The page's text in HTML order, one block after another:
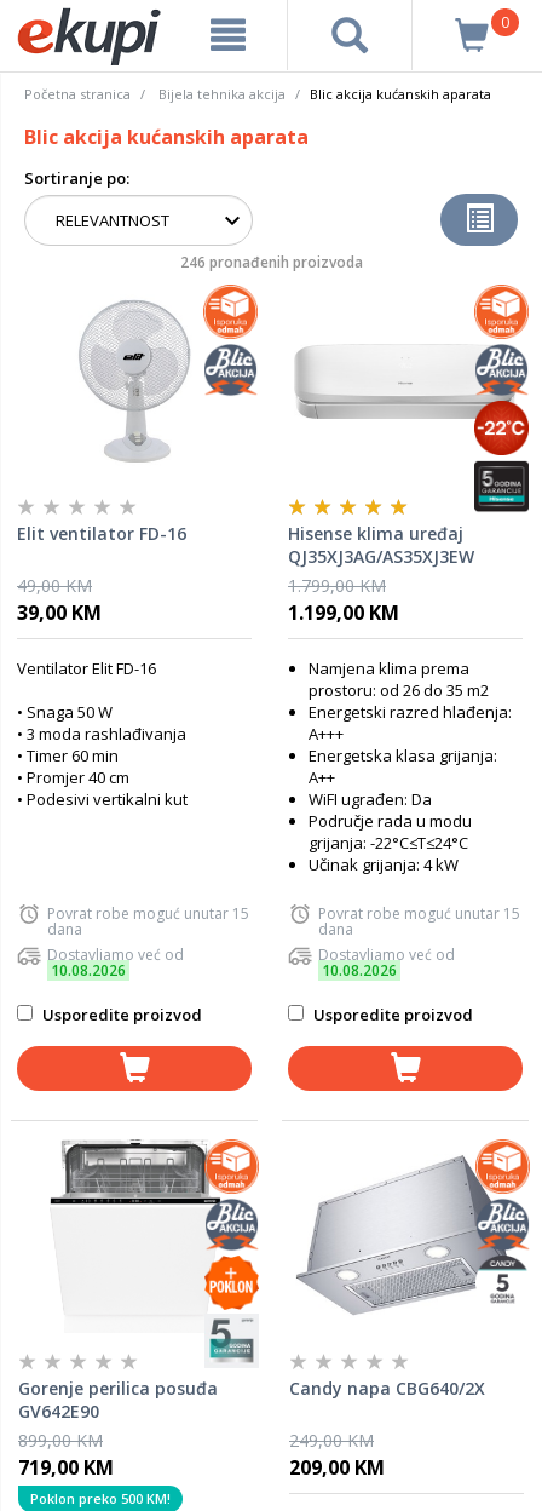
0
Početna stranica Bijela tehnika akcija Blic akcija kućanskih aparata
Blic akcija kućanskih aparata
Sortiranje po:
246 pronađenih proizvoda
Elit ventilator FD-16
49,00 KM
39,00 KM
Ventilator Elit FD-16
• Snaga 50 W
• 3 moda rashlađivanja
• Timer 60 min
• Promjer 40 cm
• Podesivi vertikalni kut
Povrat robe moguć unutar 15
dana
Dostavljamo već od
10.08.2026
Usporedite proizvod
Hisense klima uređaj
QJ35XJ3AG/AS35XJ3EW
Fresh Air White 12K
1.799,00 KM
1.199,00 KM
Namjena klima prema
prostoru: od 26 do 35 m2
Energetski razred hlađenja:
A+++
Energetska klasa grijanja:
A++
WiFI ugrađen: Da
Područje rada u modu
grijanja: -22°C≤T≤24°C
Učinak grijanja: 4 kW
Povrat robe moguć unutar 15
dana
Dostavljamo već od
10.08.2026
Usporedite proizvod
Gorenje perilica posuđa
GV642E90
899,00 KM
719,00 KM
Poklon preko 500 KM!
Candy napa CBG640/2X
249,00 KM
209,00 KM